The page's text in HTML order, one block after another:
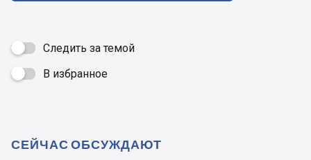
Следить за темой
 В избранное
СЕЙЧАС ОБСУЖДАЮТ